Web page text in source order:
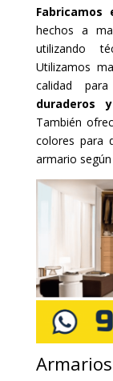
hechos a
utilizando
Utilizamos
calidad
duraderos
También
colores para
armario